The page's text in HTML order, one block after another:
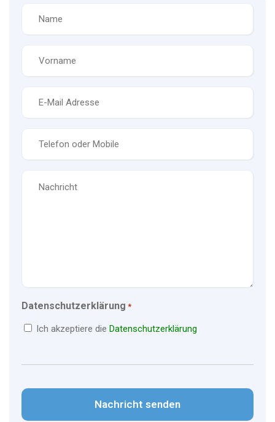
*
Datenschutzerklärung *
Ich akzeptiere die Datenschutzerklärung